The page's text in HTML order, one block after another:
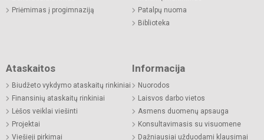
Priėmimas į progimnaziją
Patalpų nuoma
Biblioteka
Ataskaitos
Biudžeto vykdymo ataskaitų rinkiniai
Finansinių ataskaitų rinkiniai
Lėšos veiklai viešinti
Projektai
Viešieji pirkimai
Informacija
Nuorodos
Laisvos darbo vietos
Asmens duomenų apsauga
Konsultavimasis su visuomene
Dažniausiai užduodami klausimai